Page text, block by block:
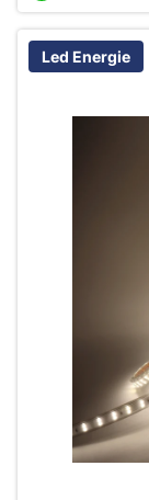
Led Energie